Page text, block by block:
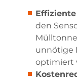
den
unnötige
optimiert